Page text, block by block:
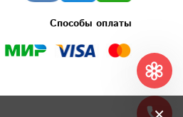
Способы оплаты